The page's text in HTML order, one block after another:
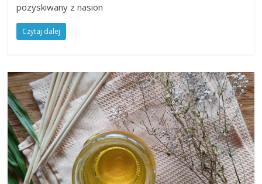
pozyskiwany z nasion
Czytaj dalej